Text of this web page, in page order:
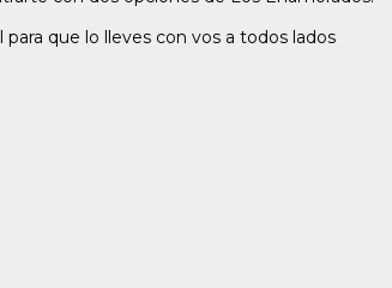
que lo lleves con vos a todos lados